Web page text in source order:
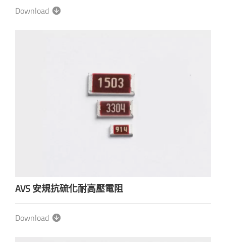
Download
AVS 安規抗硫化耐高壓電阻
Download